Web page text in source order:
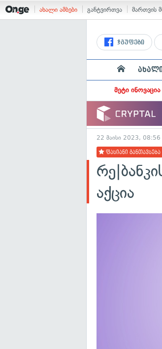
ახალი ამბები განტვირთვა მართვის
ჯგუფები
მეტი ინოვაცია
22 მაისი 2023, 08:56
ფასიანი განთავსება
აქცია